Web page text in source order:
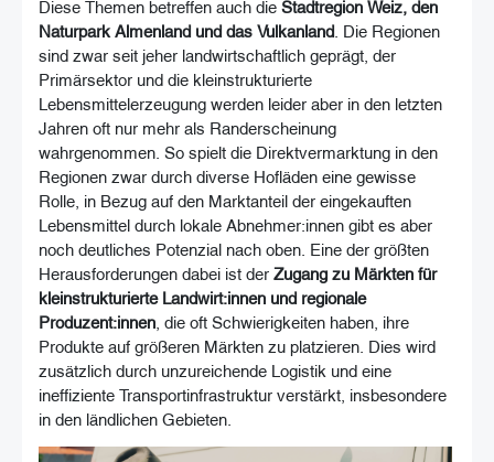
Diese Themen betreffen auch die Stadtregion Weiz, den
Naturpark Almenland und das Vulkanland . Die Regionen
sind zwar seit jeher landwirtschaftlich geprägt, der
Primärsektor und die kleinstrukturierte
Lebensmittelerzeugung werden leider aber in den letzten
Jahren oft nur mehr als Randerscheinung
wahrgenommen. So spielt die Direktvermarktung in den
Regionen zwar durch diverse Hofläden eine gewisse
Rolle, in Bezug auf den Marktanteil der eingekauften
Lebensmittel durch lokale Abnehmer:innen gibt es aber
noch deutliches Potenzial nach oben. Eine der größten
Herausforderungen dabei ist der Zugang zu Märkten für
kleinstrukturierte Landwirt:innen und regionale
Produzent:innen , die oft Schwierigkeiten haben, ihre
Produkte auf größeren Märkten zu platzieren. Dies wird
zusätzlich durch unzureichende Logistik und eine
ineffiziente Transportinfrastruktur verstärkt, insbesondere
in den ländlichen Gebieten.